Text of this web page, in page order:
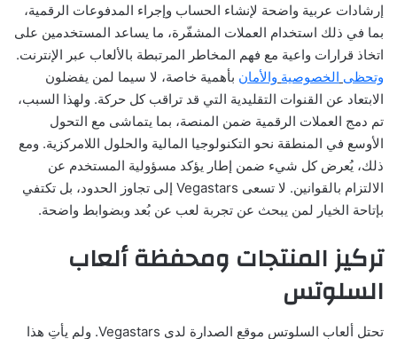
إرشادات عربية واضحة لإنشاء الحساب وإجراء المدفوعات الرقمية،
بما في ذلك استخدام العملات المشفّرة، ما يساعد المستخدمين على
اتخاذ قرارات واعية مع فهم المخاطر المرتبطة بالألعاب عبر الإنترنت.
وتحظى الخصوصية والأمان بأهمية خاصة، لا سيما لمن يفضلون
الابتعاد عن القنوات التقليدية التي قد تراقب كل حركة. ولهذا السبب،
تم دمج العملات الرقمية ضمن المنصة، بما يتماشى مع التحول
الأوسع في المنطقة نحو التكنولوجيا المالية والحلول اللامركزية. ومع
ذلك، يُعرض كل شيء ضمن إطار يؤكد مسؤولية المستخدم عن
الالتزام بالقوانين. لا تسعى Vegastars إلى تجاوز الحدود، بل تكتفي
بإتاحة الخيار لمن يبحث عن تجربة لعب عن بُعد وبضوابط واضحة.
تركيز المنتجات ومحفظة ألعاب
السلوتس
تحتل ألعاب السلوتس موقع الصدارة لدى Vegastars. ولم يأتِ هذا